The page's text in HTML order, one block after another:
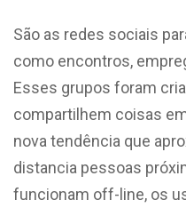
São as redes sociais
como encontros,
Esses grupos foram
compartilhem coisas
nova tendência que
distancia pessoas
funcionam off-line, os